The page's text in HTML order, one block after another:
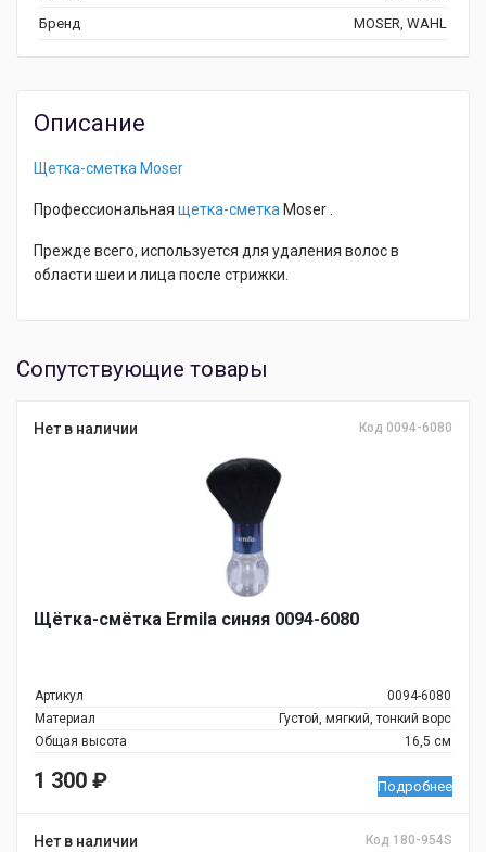
Бренд
MOSER, WAHL
Описание
Щетка-сметка Moser
Профессиональная щетка-сметка Moser .
Прежде всего, используется для удаления волос в
области шеи и лица после стрижки.
Сопутствующие товары
Нет в наличии Код 0094-6080
Щётка-смётка Ermila синяя 0094-6080
Артикул
0094-6080
Материал
Густой, мягкий, тонкий ворс
Общая высота
16,5 см
1 300 ₽ Подробнее
Нет в наличии Код 180-954S